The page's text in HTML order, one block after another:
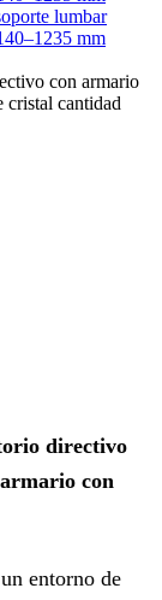
lumbar
mm
con armario
cristal cantidad
directivo
con
entorno de